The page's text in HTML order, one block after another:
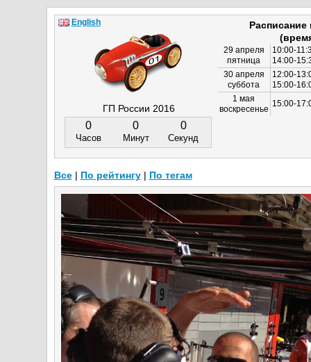
ГП России 2016
0
Часов
0
Минут
0
Секунд
29 апреля
пятница
10:00-
14:00-
30 апреля
суббота
12:00-
15:00-
1 мая
воскресенье
15:00-
English
Все| По рейтингу| По тегам